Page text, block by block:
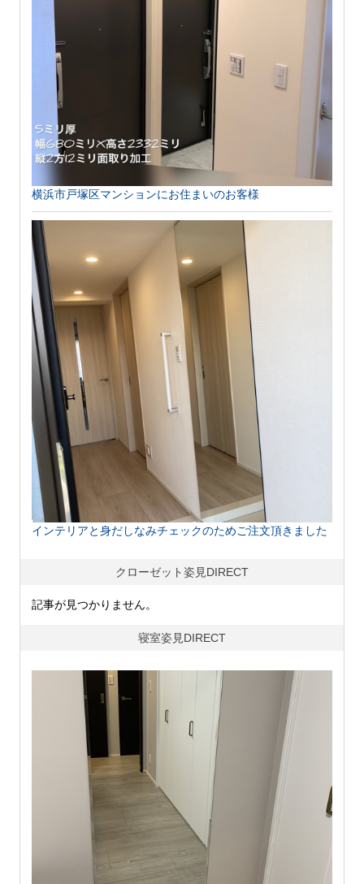
横浜市戸塚区マンションにお住まいのお客様
インテリアと身だしなみチェックのためご注文頂きました
クローゼット姿見DIRECT
記事が見つかりません。
寝室姿見DIRECT